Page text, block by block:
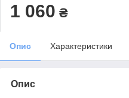
1 060 ₴
Опис Характеристики
Опис